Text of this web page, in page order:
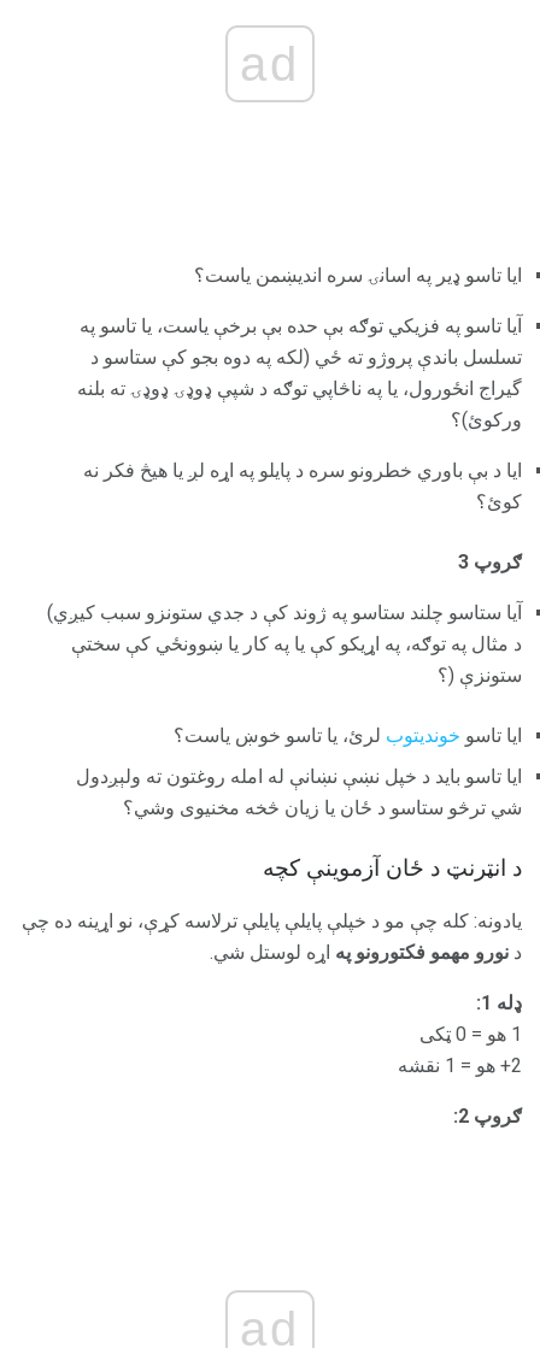
ad
ایا تاسو ډیر په اسانۍ سره اندیښمن یاست؟
آیا تاسو په فزیکي توګه بې حده بې برخې یاست، یا تاسو په
تسلسل باندې پروژو ته ځي (لکه په دوه بجو کې ستاسو د
گیراج انځورول، یا په ناڅاپي توګه د شپې ډوډۍ ډوډۍ ته بلنه
ورکوئ)؟
ایا د بې باوري خطرونو سره د پایلو په اړه لږ یا هیڅ فکر نه
کوئ؟
ګروپ 3
آیا ستاسو چلند ستاسو په ژوند کې د جدي ستونزو سبب کیږي)
د مثال په توګه، په اړیکو کې یا په کار یا ښوونځي کې سختې
ستونزې (؟
ایا تاسو خوندیتوب لرئ، یا تاسو خوښ یاست؟
ایا تاسو باید د خپل نښې نښانې له امله روغتون ته ولېږدول
شي ترڅو ستاسو د ځان یا زیان څخه مخنیوی وشي؟
د انټرنټ د ځان آزموینې کچه
یادونه: کله چې مو د خپلې پایلې پایلې ترلاسه کړې، نو اړینه ده چې
د نورو مهمو فکتورونو په اړه لوستل شي.
ډله 1:
1 هو = 0 ټکی
2+ هو = 1 نقشه
ګروپ 2:
ad